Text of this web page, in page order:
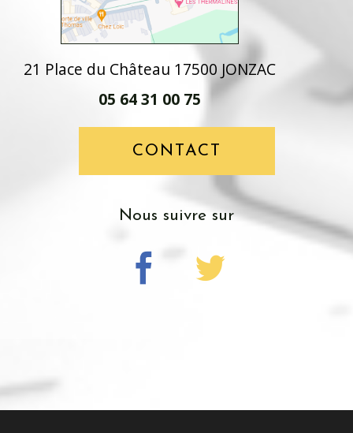
21 Place du Château 17500 JONZAC
05 64 31 00 75
CONTACT
Nous suivre sur